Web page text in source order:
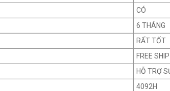
CÓ
6 THÁNG
RẤT TỐT
FREE SHIP
HỖ TRỢ
4092H